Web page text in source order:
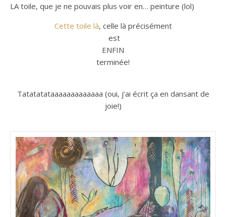
LA toile, que je ne pouvais plus voir en… peinture (lol)
Cette toile là, celle là précisément
est
ENFIN
terminée!
Tatatatataaaaaaaaaaaaa (oui, j’ai écrit ça en dansant de
joie!)